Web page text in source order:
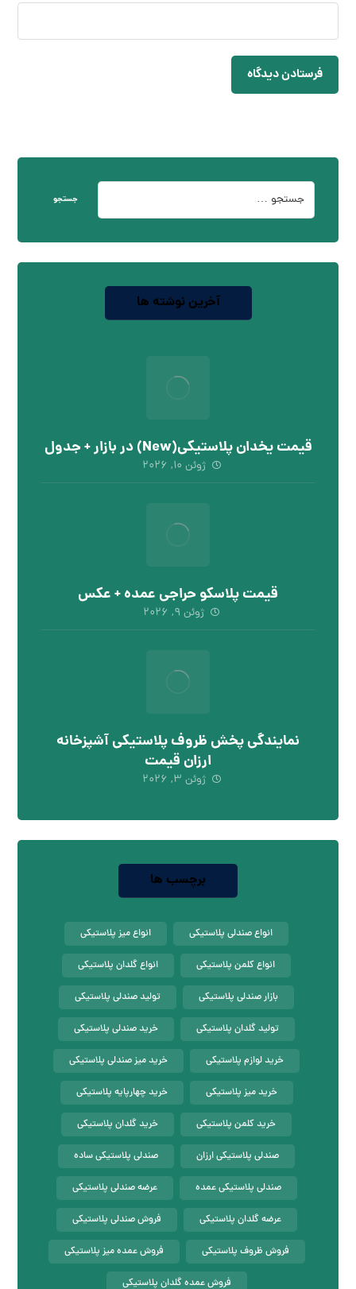
فرستادن دیدگاه
جستجو
آخرین نوشته ها
قیمت یخدان پلاستیکی(New) در بازار + جدول
ژوئن ۱۰, ۲۰۲۶
قیمت پلاسکو حراجی عمده + عکس
ژوئن ۹, ۲۰۲۶
نمایندگی پخش ظروف پلاستیکی آشپزخانه
ارزان قیمت
ژوئن ۳, ۲۰۲۶
برچسب ها
انواع صندلی پلاستیکی انواع میز پلاستیکی
انواع کلمن پلاستیکی انواع گلدان پلاستیکی
بازار صندلی پلاستیکی تولید صندلی پلاستیکی
تولید گلدان پلاستیکی خرید صندلی پلاستیکی
خرید لوازم پلاستیکی خرید میز صندلی پلاستیکی
خرید میز پلاستیکی خرید چهارپایه پلاستیکی
خرید کلمن پلاستیکی خرید گلدان پلاستیکی
صندلی پلاستیکی ارزان صندلی پلاستیکی ساده
صندلی پلاستیکی عمده عرضه صندلی پلاستیکی
عرضه گلدان پلاستیکی فروش صندلی پلاستیکی
فروش ظروف پلاستیکی فروش عمده میز پلاستیکی
فروش عمده گلدان پلاستیکی